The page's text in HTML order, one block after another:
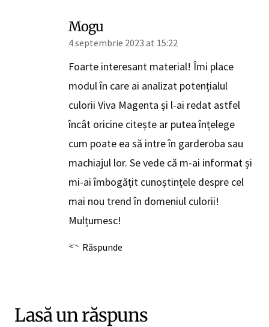
Mogu
4 septembrie 2023 at 15:22
Foarte interesant material! Îmi place
modul în care ai analizat potențialul
culorii Viva Magenta și l-ai redat astfel
încât oricine citește ar putea înțelege
cum poate ea să intre în garderoba sau
machiajul lor. Se vede că m-ai informat și
mi-ai îmbogățit cunoștințele despre cel
mai nou trend în domeniul culorii!
Mulțumesc!
Răspunde
Lasă un răspuns